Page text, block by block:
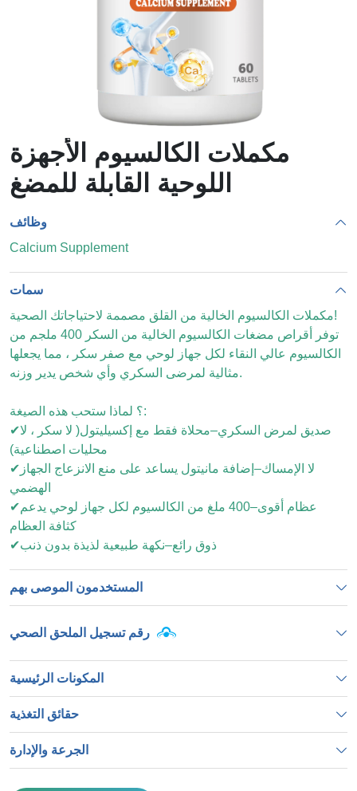
مكملات الكالسيوم الأجهزة
اللوحية القابلة للمضغ
وظائف
Calcium Supplement
سمات
مكملات الكالسيوم الخالية من القلق مصممة لاحتياجاتك الصحية!
توفر أقراص مضغات الكالسيوم الخالية من السكر 400 ملجم من
الكالسيوم عالي النقاء لكل جهاز لوحي مع صفر سكر ، مما يجعلها
مثالية لمرضى السكري وأي شخص يدير وزنه.
؟ لماذا ستحب هذه الصيغة:
✔صديق لمرض السكري–محلاة فقط مع إكسيليتول( لا سكر ، لا
محليات اصطناعية)
✔لا الإمساك–إضافة مانيتول يساعد على منع الانزعاج الجهاز
الهضمي
✔عظام أقوى–400 ملغ من الكالسيوم لكل جهاز لوحي يدعم
كثافة العظام
✔ذوق رائع–نكهة طبيعية لذيذة بدون ذنب
المستخدمون الموصى بهم
رقم تسجيل الملحق الصحي
المكونات الرئيسية
حقائق التغذية
الجرعة والإدارة